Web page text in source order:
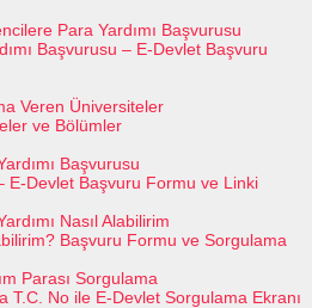
Başvurusu – E-Devlet Başvuru
ve Bölümler
E-Devlet Başvuru Formu ve Linki
Başvuru Formu ve Sorgulama
T.C. No ile E-Devlet Sorgulama Ekranı